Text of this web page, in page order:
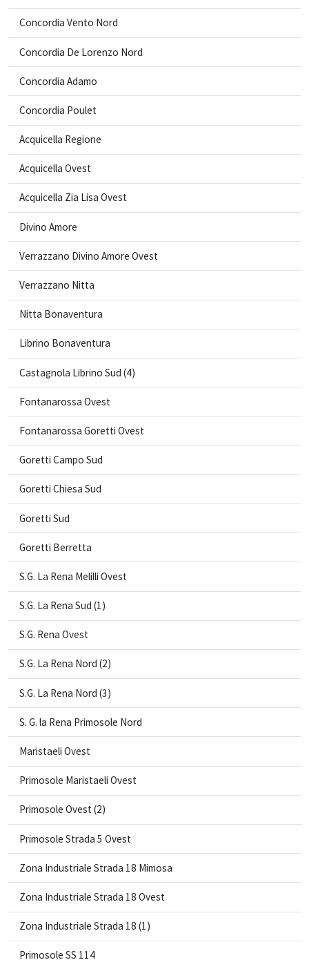
Concordia Vento Nord
Concordia De Lorenzo Nord
Concordia Adamo
Concordia Poulet
Acquicella Regione
Acquicella Ovest
Acquicella Zia Lisa Ovest
Divino Amore
Verrazzano Divino Amore Ovest
Verrazzano Nitta
Nitta Bonaventura
Librino Bonaventura
Castagnola Librino Sud (4)
Fontanarossa Ovest
Fontanarossa Goretti Ovest
Goretti Campo Sud
Goretti Chiesa Sud
Goretti Sud
Goretti Berretta
S.G. La Rena Melilli Ovest
S.G. La Rena Sud (1)
S.G. Rena Ovest
S.G. La Rena Nord (2)
S.G. La Rena Nord (3)
S. G. la Rena Primosole Nord
Maristaeli Ovest
Primosole Maristaeli Ovest
Primosole Ovest (2)
Primosole Strada 5 Ovest
Zona Industriale Strada 18 Mimosa
Zona Industriale Strada 18 Ovest
Zona Industriale Strada 18 (1)
Primosole SS 114